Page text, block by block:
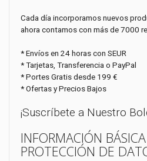
Cada día incorporamos nuevos
ahora contamos con más de 7000
* Envíos en 24 horas con SEUR
* Tarjetas, Transferencia o PayPal
* Portes Gratis desde 199 €
* Ofertas y Precios Bajos
¡Suscríbete a Nuestro
INFORMACIÓN
PROTECCIÓN DE